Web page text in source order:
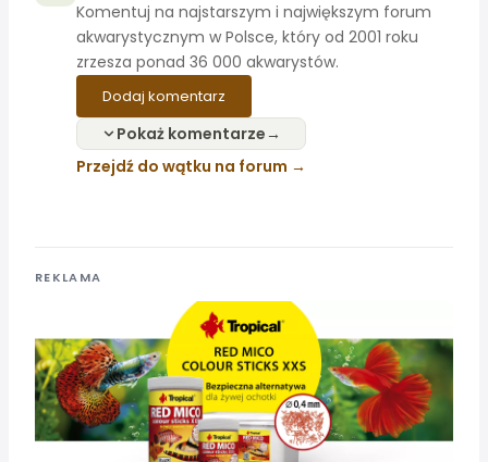
Komentuj na najstarszym i największym forum
akwarystycznym w Polsce, który od 2001 roku
zrzesza ponad 36 000 akwarystów.
Dodaj komentarz
Pokaż komentarze
Przejdź do wątku na forum
REKLAMA